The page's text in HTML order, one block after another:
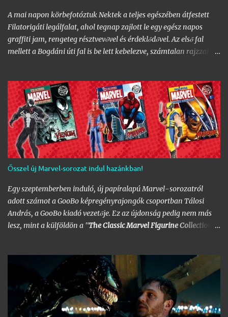
A mai napon körbefotóztuk Nektek a teljes egészében átfestett
Filatorigáti legálfalat, ahol tegnap zajlott le egy egész napos
graffiti jam, rengeteg résztvevővel és érdeklődővel. Az első fal
mellett a Bogdáni úti fal is be lett kebelezve, számtalan rajzzal, és
graffiti jam rajzaival!
Ősszel új Marvel-sorozat indul hazánkban!
Egy szeptemberben induló, új papíralapú Marvel-sorozatról
adott számot a GooBo képregényrajongók csoportban Tálosi
András, a GooBo kiadó vezetője. Ez az újdonság pedig nem más
lesz, mint a külföldön a "The Classic Marvel Figurine Collection
"
életpályájáról, egy róla mintázott ólomfigurával együtt.
Hazánkban már volt hasonló kaliberű próbálkozás a DC
figurákkal, de az a kísérlet hamar kudarcba fulladt, és kaszálták
a sorozatot. A kiadó ezúttal is az Eaglemoss lesz, a megjelenésre
pedig már nem is kell olyan sokat várnunk, alig néhány hét